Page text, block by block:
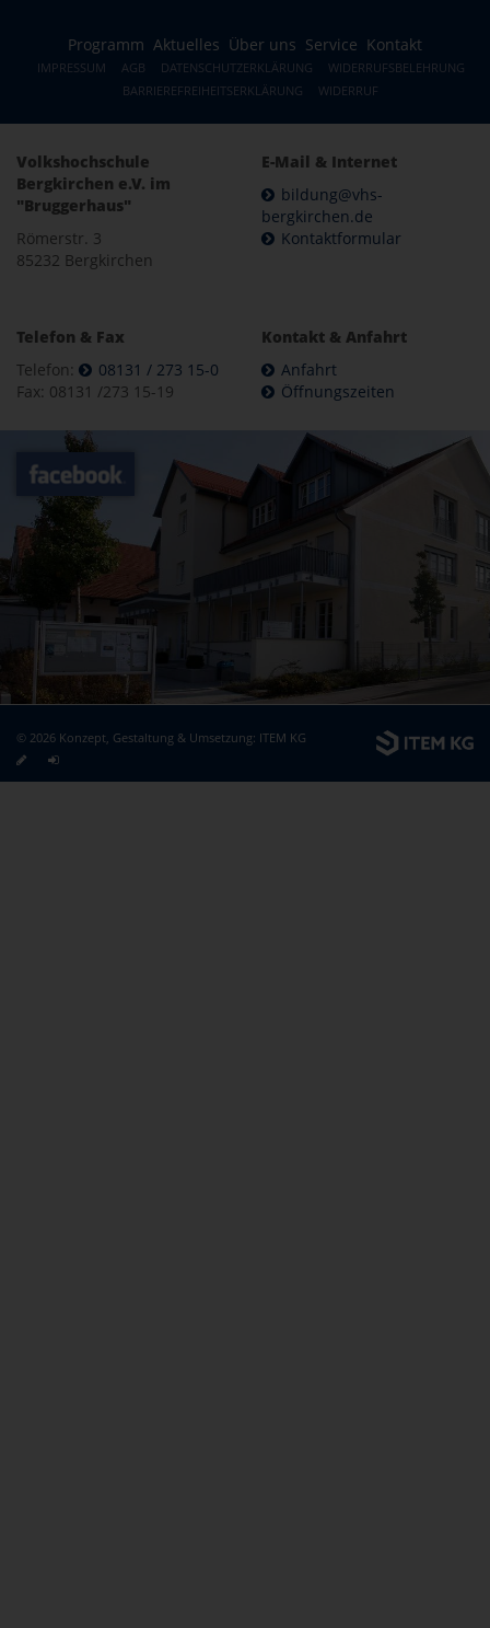
Programm Aktuelles Über uns Service Kontakt
IMPRESSUM AGB DATENSCHUTZERKLÄRUNG
WIDERRUFSBELEHRUNG
BARRIEREFREIHEITSERKLÄRUNG
WIDERRUF
Volkshochschule
Bergkirchen e.V. im
"Bruggerhaus"
Römerstr. 3
85232 Bergkirchen
E-Mail & Internet
bildung@vhs-
bergkirchen.de
Kontaktformular
Telefon & Fax
Telefon:
08131 / 273 15-0
Fax: 08131 /273 15-19
Kontakt & Anfahrt
Anfahrt
Öffnungszeiten
© 2026 Konzept, Gestaltung & Umsetzung: ITEM KG